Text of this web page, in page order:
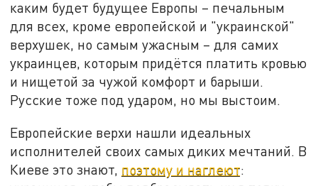
каким будет будущее Европы – печальным
для всех, кроме европейской и "украинской"
верхушек, но самым ужасным – для самих
украинцев, которым придётся платить кровью
и нищетой за чужой комфорт и барыши.
Русские тоже под ударом, но мы выстоим.
Европейские верхи нашли идеальных
исполнителей своих самых диких мечтаний. В
Киеве это знают, поэтому и наглеют: